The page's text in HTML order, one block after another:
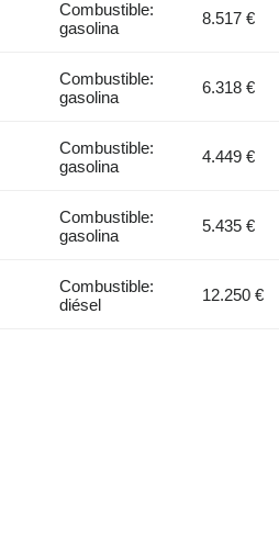
Combustible:
gasolina
8.517 €
Combustible:
gasolina
6.318 €
Combustible:
gasolina
4.449 €
Combustible:
gasolina
5.435 €
Combustible:
diésel
12.250 €